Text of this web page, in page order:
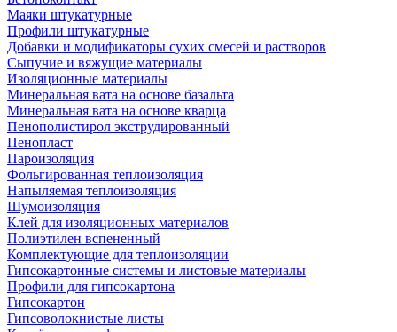
Маяки штукатурные
Профили штукатурные
Добавки и модификаторы сухих смесей и растворов
Сыпучие и вяжущие материалы
Изоляционные материалы
Минеральная вата на основе базальта
Минеральная вата на основе кварца
Пенополистирол экструдированный
Пенопласт
Пароизоляция
Фольгированная теплоизоляция
Напыляемая теплоизоляция
Шумоизоляция
Клей для изоляционных материалов
Полиэтилен вспененный
Комплектующие для теплоизоляции
Гипсокартонные системы и листовые материалы
Профили для гипсокартона
Гипсокартон
Гипсоволокнистые листы